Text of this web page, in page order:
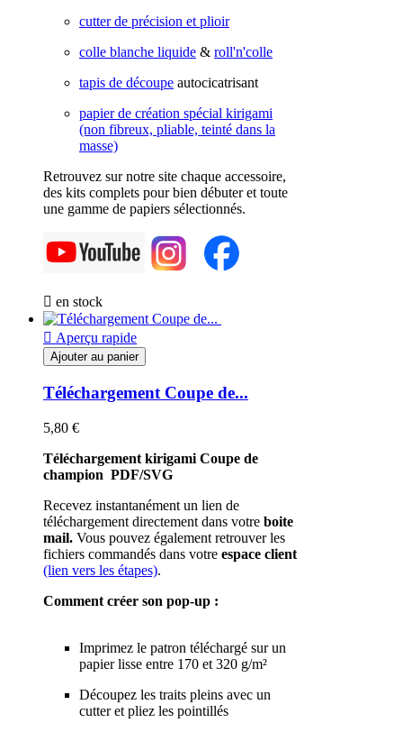
cutter de précision et plioir
colle blanche liquide & roll'n'colle
tapis de découpe autocicatrisant
papier de création spécial kirigami
(non fibreux, pliable, teinté dans la
masse)
Retrouvez sur notre site chaque accessoire,
des kits complets pour bien débuter et toute
une gamme de papiers sélectionnés.
 en stock
 Aperçu rapide
Ajouter au panier
Téléchargement Coupe de...
5,80 €
Téléchargement kirigami Coupe de
champion PDF/SVG
Recevez instantanément un lien de
téléchargement directement dans votre boite
mail. Vous pouvez également retrouver les
fichiers commandés dans votre espace client
(lien vers les étapes).
Comment créer son pop-up :
Imprimez le patron téléchargé sur un
papier lisse entre 170 et 320 g/m²
Découpez les traits pleins avec un
cutter et pliez les pointillés